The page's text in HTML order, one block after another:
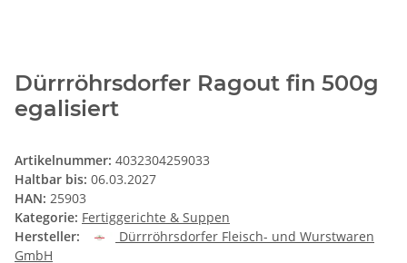
Dürrröhrsdorfer Ragout fin 500g
egalisiert
Artikelnummer: 4032304259033
Haltbar bis: 06.03.2027
HAN: 25903
Kategorie: Fertiggerichte & Suppen
Hersteller:
Dürrröhrsdorfer Fleisch- und Wurstwaren
GmbH